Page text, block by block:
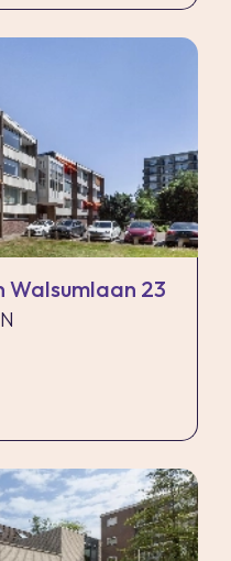
Walsumlaan 23